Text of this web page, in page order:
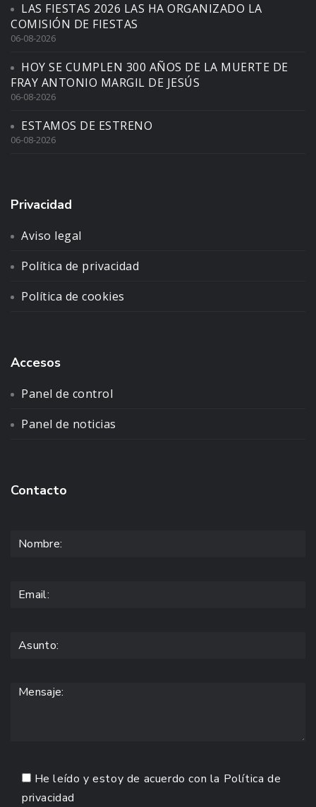
LAS FIESTAS 2026 LAS HA ORGANIZADO LA
COMISIÓN DE FIESTAS
06-08-2026
HOY SE CUMPLEN 300 AÑOS DE LA MUERTE DE
FRAY ANTONIO MARGIL DE JESÚS
06-08-2026
ESTAMOS DE ESTRENO
06-08-2026
Privacidad
Aviso legal
Política de privacidad
Política de cookies
Accesos
Panel de control
Panel de noticias
Contacto
He leído y estoy de acuerdo con la Política de
privacidad